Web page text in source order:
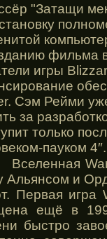
"Затащи
фильма
игры
Сэм Рейми
за
только
пауком 4″.
Альянсом и
Первая игра
ещё в
быстро